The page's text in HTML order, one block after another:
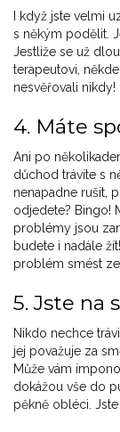
I když jste velmi
s někým podělit.
Jestliže se už
terapeutovi,
nesvěřovali nikdy!
4. Máte
Ani po
důchod trávíte s
nenapadne rušit,
odjedete? Bingo!
problémy jsou
budete i nadále
problém smést
5. Jste na
Nikdo nechce
jej považuje za
Může vám
dokážou vše do
pěkně obléci. Jste